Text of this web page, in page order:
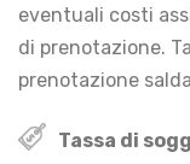
eventuali costi
di prenotazione.
prenotazione
Tassa di